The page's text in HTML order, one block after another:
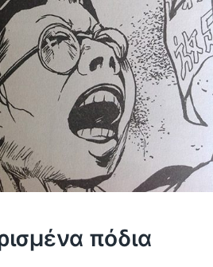
πόδια